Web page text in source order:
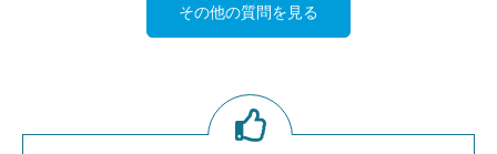
その他の質問を見る